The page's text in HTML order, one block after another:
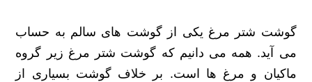
گوشت شتر مرغ یکی از گوشت های سالم به حساب
می آید. همه می دانیم که گوشت شتر مرغ زیر گروه
ماکیان و مرغ ها است. بر خلاف گوشت بسیاری از